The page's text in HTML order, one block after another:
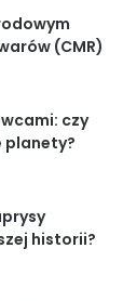
(CMR)
czy
planety?
historii?